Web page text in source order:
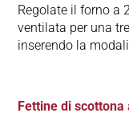
Regolate il forno a
ventilata per una
inserendo la
Fettine di scottona